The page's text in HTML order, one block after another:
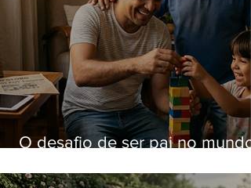
O desafio de ser pai no mundo